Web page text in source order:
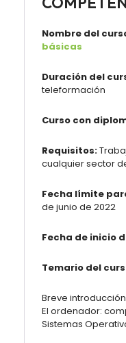
Nombre del
básicas
Duración del
teleformación
Curso con
Requisitos:
cualquier sector
Fecha límite
de junio de 2022
Fecha de inicio
Temario del
Breve
El ordenador:
Sistemas